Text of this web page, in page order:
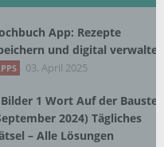
App: Rezepte
und digital verwalten
03. April 2025
1 Wort Auf der Baustelle
2024) Tägliches
– Alle Lösungen